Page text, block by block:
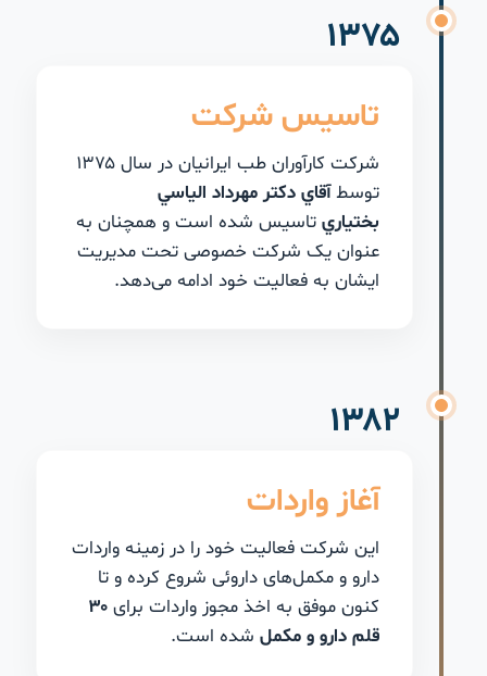
۱۳۷۵
تاسیس شرکت
شركت كارآوران طب ایرانیان در سال ۱۳۷۵
توسطآقاي دكتر مهرداد الياسي
بختياريتاسيس شده است و همچنان به
عنوان یک شرکت خصوصی تحت مدیریت
ایشان به فعالیت خود ادامه می‌دهد.
۱۳۸۲
آغاز واردات
این شرکت فعالیت خود را در زمینه واردات
دارو و مکمل‌های داروئی شروع کرده و تا
کنون موفق به اخذ مجوز واردات برای۳۰
قلم دارو و مکملشده است.